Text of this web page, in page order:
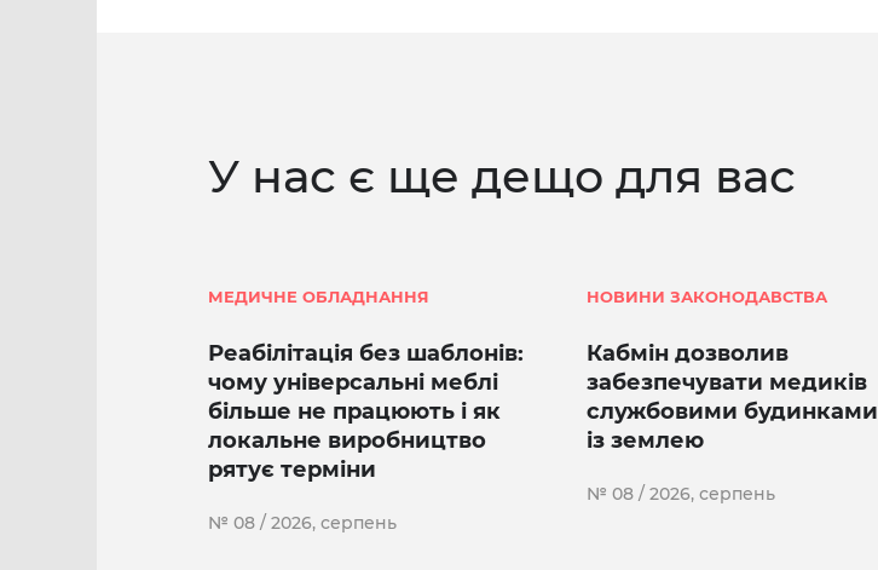
У нас є ще дещо для вас
МЕДИЧНЕ ОБЛАДНАННЯ
Реабілітація без шаблонів:
чому універсальні меблі
більше не працюють і як
локальне виробництво
рятує терміни
№ 08 / 2026, серпень
НОВИНИ ЗАКОНОДАВСТВА
Кабмін дозволив
забезпечувати медиків
службовими будинками
із землею
№ 08 / 2026, серпень